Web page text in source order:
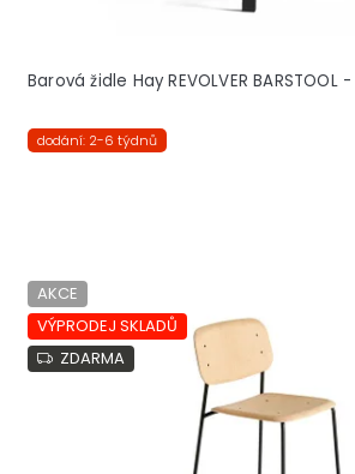
Barová židle Hay REVOLVER
dodání: 2-6 týdnů
AKCE
VÝPRODEJ SKLADŮ
ZDARMA